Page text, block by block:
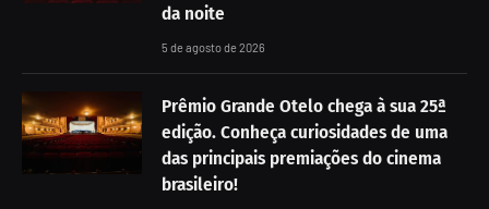
da noite
5 de agosto de 2026
Prêmio Grande Otelo chega à sua 25ª
edição. Conheça curiosidades de uma
das principais premiações do cinema
brasileiro!